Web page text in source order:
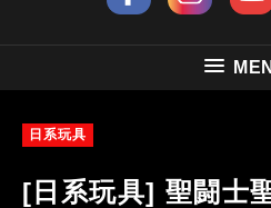
日系玩具
[日系玩具] 聖闘士